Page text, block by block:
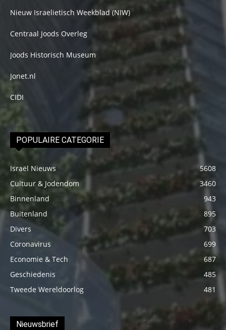
Nieuw Israelietisch Weekblad (NIW)
Centraal Joods Overleg
Joods Historisch Museum
Jonet.nl
CIDI
POPULAIRE CATEGORIE
Israël Nieuws
5608
Cultuur & Jodendom
3460
Binnenland
943
Buitenland
895
Divers
703
Coronavirus
699
Economie & Tech
687
Geschiedenis
485
Tweede Wereldoorlog
481
Nieuwsbrief